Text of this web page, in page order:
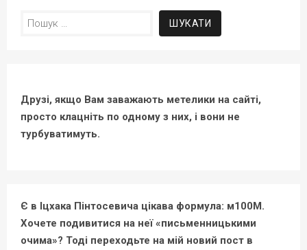
Пошук:
Друзі, якщо Вам заважають метелики на сайті,
просто клацніть по одному з них, і вони не
турбуватимуть.
Є в Іцхака Пінтосевича цікава формула: м100М.
Хочете подивитися на неї «письменницькими
очима»? Тоді переходьте на мій новий пост в